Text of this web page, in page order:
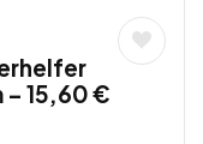
15,60 €